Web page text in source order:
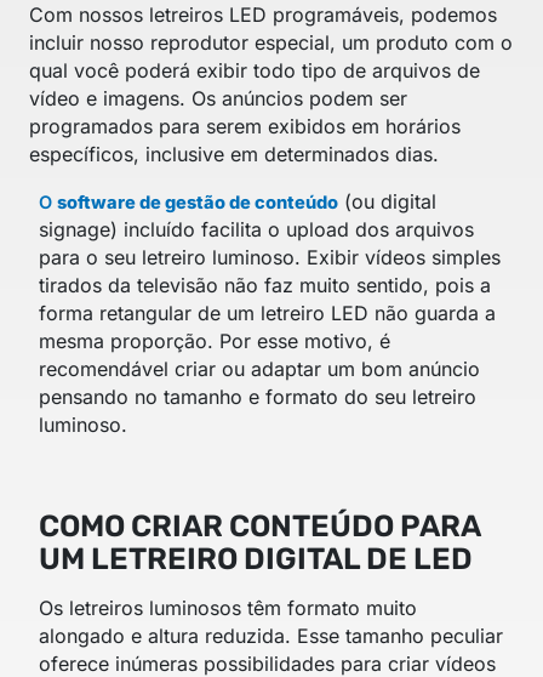
Com nossos letreiros LED programáveis, podemos
incluir nosso reprodutor especial, um produto com o
qual você poderá exibir todo tipo de arquivos de
vídeo e imagens. Os anúncios podem ser
programados para serem exibidos em horários
específicos, inclusive em determinados dias.
O software de gestão de conteúdo (ou digital
signage) incluído facilita o upload dos arquivos
para o seu letreiro luminoso. Exibir vídeos simples
tirados da televisão não faz muito sentido, pois a
forma retangular de um letreiro LED não guarda a
mesma proporção. Por esse motivo, é
recomendável criar ou adaptar um bom anúncio
pensando no tamanho e formato do seu letreiro
luminoso.
COMO CRIAR CONTEÚDO PARA
UM LETREIRO DIGITAL DE LED
Os letreiros luminosos têm formato muito
alongado e altura reduzida. Esse tamanho peculiar
oferece inúmeras possibilidades para criar vídeos